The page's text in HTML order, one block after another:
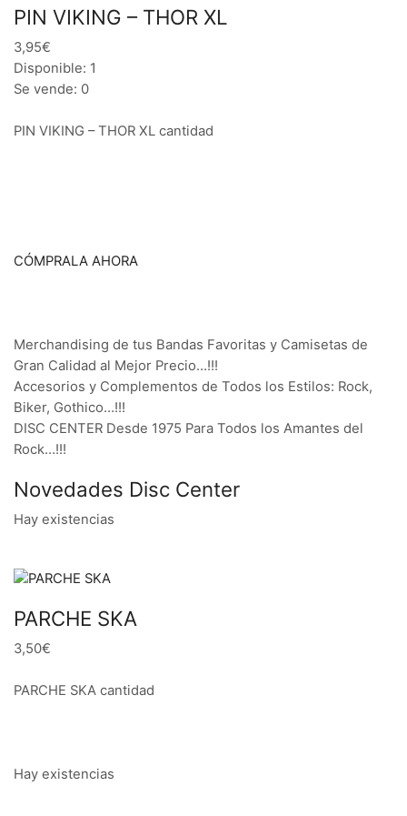
PIN VIKING – THOR XL
3,95€
Disponible: 1
Se vende: 0
PIN VIKING – THOR XL cantidad
CÓMPRALA AHORA
Merchandising de tus Bandas Favoritas y Camisetas de
Gran Calidad al Mejor Precio…!!!
Accesorios y Complementos de Todos los Estilos: Rock,
Biker, Gothico…!!!
DISC CENTER Desde 1975 Para Todos los Amantes del
Rock…!!!
Novedades Disc Center
Hay existencias
PARCHE SKA
3,50€
PARCHE SKA cantidad
Hay existencias